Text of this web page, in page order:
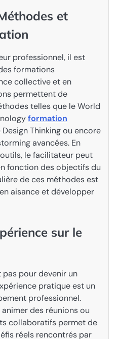
et
professionnel, il est
formations
collective et en
permettent de
telles que le World
formation
Design Thinking ou encore
avancées. En
le facilitateur peut
fonction des objectifs du
de ces méthodes est
aisance et développer
sur le
pas pour devenir un
pratique est un
professionnel.
des réunions ou
collaboratifs permet de
réels rencontrés par